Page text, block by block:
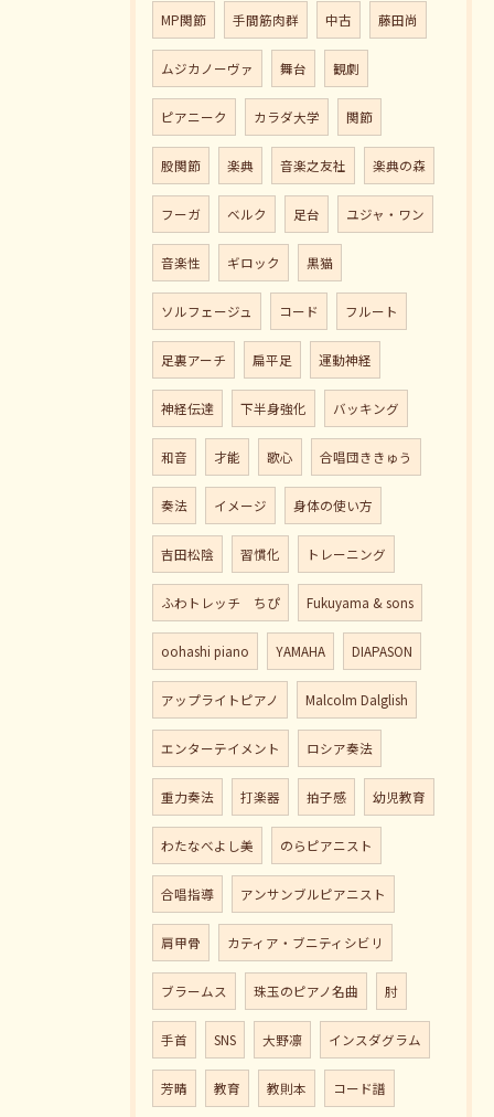
MP関節 手間筋肉群 中古 藤田尚
ムジカノーヴァ 舞台 観劇
ピアニーク カラダ大学 関節
股関節 楽典 音楽之友社 楽典の森
フーガ ベルク 足台 ユジャ・ワン
音楽性 ギロック 黒猫
ソルフェージュ コード フルート
足裏アーチ 扁平足 運動神経
神経伝達 下半身強化 バッキング
和音 才能 歌心 合唱団ききゅう
奏法 イメージ 身体の使い方
吉田松陰 習慣化 トレーニング
ふわトレッチ ちぴ Fukuyama & sons
oohashi piano YAMAHA DIAPASON
アップライトピアノ Malcolm Dalglish
エンターテイメント ロシア奏法
重力奏法 打楽器 拍子感 幼児教育
わたなべよし美 のらピアニスト
合唱指導 アンサンブルピアニスト
肩甲骨 カティア・ブニティシビリ
ブラームス 珠玉のピアノ名曲 肘
手首 SNS 大野凛 インスダグラム
芳晴 教育 教則本 コード譜